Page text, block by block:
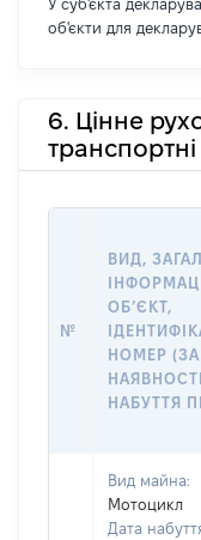
У суб'єкта
об'єкти для
6. Цінне
№
ВИД,
ОБʼЄКТ,
НОМЕР (ЗА
НАБУТТЯ
Вид майна:
Мотоцикл
Дата